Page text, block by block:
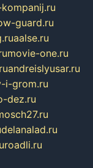
guard.ru
aalse.ru
movie-one.ru
andreislyusar.ru
i-grom.ru
dez.ru
delanalad.ru
roadli.ru